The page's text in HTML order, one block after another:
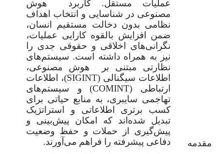
مقدمه
عملیات مستقل. کاربرد هوش
مصنوعی در شناسایی و انتخاب اهداف
نظامی بدون دخالت مستقیم انسان،
ضمن افزایش بالقوه کارایی عملیات،
نگرانی‌های اخلاقی و حقوقی جدی را
نیز به همراه داشته است. سیستم‌های
نظارتی مبتنی بر هوش مصنوعی،
اطلاعات سیگنالی (SIGINT)، اطلاعات
ارتباطی (COMINT) و سیستم‌های
تهاجمی سایبری، به منابع حیاتی برای
کسب برتری اطلاعاتی و استراتژیک
تبدیل شده‌اند که امکان پیش‌بینی و
پیش‌گیری از حملات و حفظ وضعیت
دفاعی پیشرفته را فراهم می‌آورند.